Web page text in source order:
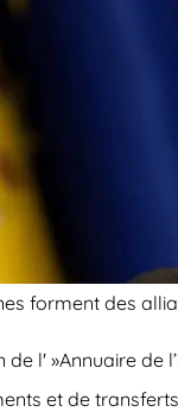
forment des
l' »Annuaire de
et de